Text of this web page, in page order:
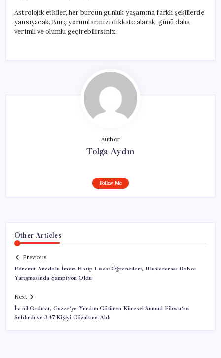
Astrolojik etkiler, her burcun günlük yaşamına farklı şekillerde
yansıyacak. Burç yorumlarınızı dikkate alarak, günü daha
verimli ve olumlu geçirebilirsiniz.
Author
Tolga Aydın
Follow Me
Other Articles
Previous
Edremit Anadolu İmam Hatip Lisesi Öğrencileri, Uluslararası Robot
Yarışmasında Şampiyon Oldu
Next
İsrail Ordusu, Gazze’ye Yardım Götüren Küresel Sumud Filosu’na
Saldırdı ve 347 Kişiyi Gözaltına Aldı